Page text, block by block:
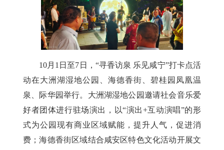
10月1日至7日， “寻香访泉 乐见咸宁”打卡点活
动在大洲湖湿地公园、海德香街、碧桂园凤凰温
泉、际华园举行。大洲湖湿地公园邀请社会音乐爱
好者团体进行驻场演出，以“演出+互动演唱”的形
式为公园现有商业区域赋能，提升人气，促进消
费；海德香街区域结合咸安区特色文化活动开展文